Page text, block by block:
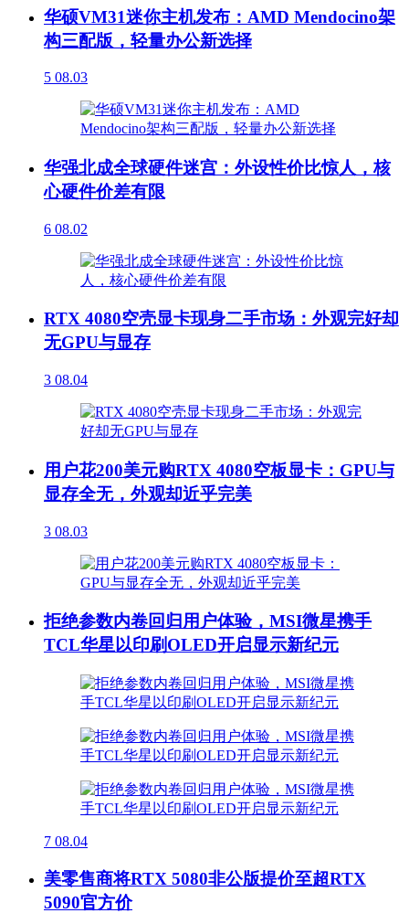
华硕VM31迷你主机发布：AMD Mendocino架
构三配版，轻量办公新选择
5 08.03
华强北成全球硬件迷宫：外设性价比惊人，核
心硬件价差有限
6 08.02
RTX 4080空壳显卡现身二手市场：外观完好却
无GPU与显存
3 08.04
用户花200美元购RTX 4080空板显卡：GPU与
显存全无，外观却近乎完美
3 08.03
拒绝参数内卷回归用户体验，MSI微星携手
TCL华星以印刷OLED开启显示新纪元
7 08.04
美零售商将RTX 5080非公版提价至超RTX
5090官方价